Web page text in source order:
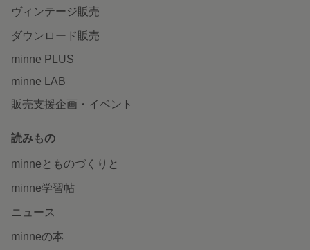
ヴィンテージ販売
ダウンロード販売
minne PLUS
minne LAB
販売支援企画・イベント
読みもの
minneとものづくりと
minne学習帖
ニュース
minneの本